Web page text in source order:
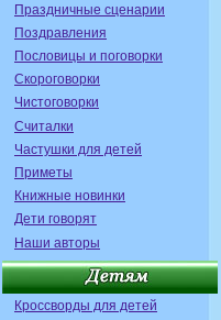
Праздничные сценарии
Поздравления
Пословицы и поговорки
Скороговорки
Чистоговорки
Считалки
Частушки для детей
Приметы
Книжные новинки
Дети говорят
Наши авторы
Кроссворды для детей